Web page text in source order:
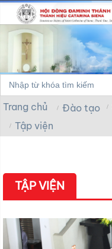
Trang chủ Đào tạo
Tập viện
TẬP VIỆN